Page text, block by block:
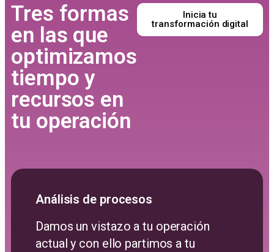
Tres formas
en las que
optimizamos
tiempo y
recursos en
tu operación
Inicia tu
transformación digital
Análisis de procesos
Damos un vistazo a tu operación
actual y con ello partimos a tu